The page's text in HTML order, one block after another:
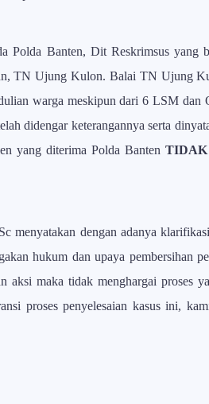
Banten, Dit Reskrimsus yang
TN Ujung Kulon. Balai TN Ujung
warga meskipun dari 6 LSM dan
didengar keterangannya serta
yang diterima Polda BantenTIDAK
dengan adanya
hukum dan upaya pembersihan
aksi maka tidak menghargai proses
proses penyelesaian kasus ini,